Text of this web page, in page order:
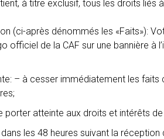
à titre exclusif, tous les droits liés à
(ci-après dénommés les «Faits»):
officiel de la CAF sur une bannière à
– à cesser immédiatement les faits
atteinte aux droits et intérêts de
les 48 heures suivant la réception